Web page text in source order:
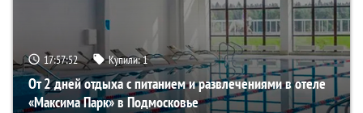
17:57:51 Купили:1
От 2 дней отдыха с питанием и развлечениями в отеле
«Максима Парк» в Подмосковье